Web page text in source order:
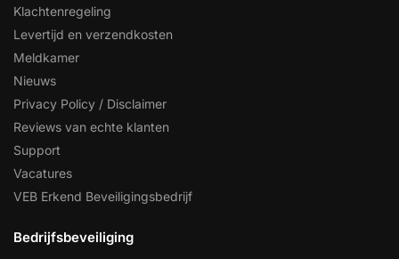
Klachtenregeling
Levertijd en verzendkosten
Meldkamer
Nieuws
Privacy Policy / Disclaimer
Reviews van echte klanten
Support
Vacatures
VEB Erkend Beveiligingsbedrijf
Bedrijfsbeveiliging